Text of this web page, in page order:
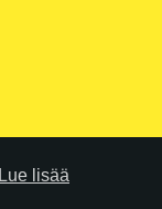
Lue lisää